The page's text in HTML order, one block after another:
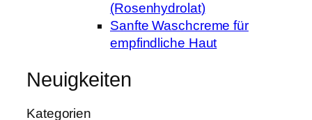
(Rosenhydrolat)
Sanfte Waschcreme für
empfindliche Haut
Neuigkeiten
Kategorien